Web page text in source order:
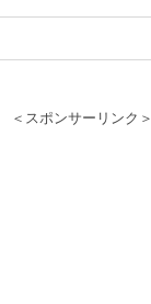
＜スポンサーリンク＞